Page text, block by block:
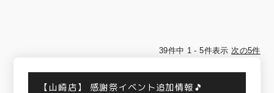
39件中 1 - 5件表示次の5件
【山崎店】 感謝祭イベント追加情報🎵